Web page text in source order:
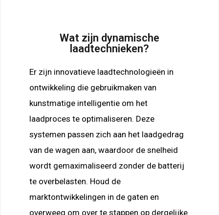
Wat zijn dynamische
laadtechnieken?
Er zijn innovatieve laadtechnologieën in
ontwikkeling die gebruikmaken van
kunstmatige intelligentie om het
laadproces te optimaliseren. Deze
systemen passen zich aan het laadgedrag
van de wagen aan, waardoor de snelheid
wordt gemaximaliseerd zonder de batterij
te overbelasten. Houd de
marktontwikkelingen in de gaten en
overweeg om over te stappen op dergelijke